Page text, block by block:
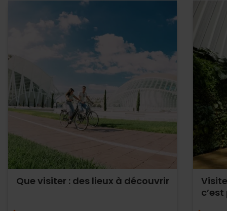
Que visiter : des lieux à découvrir